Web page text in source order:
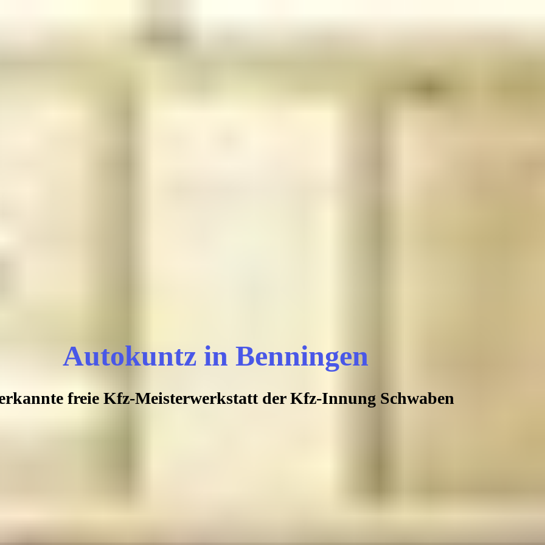
Autokuntz in Benningen
freie Kfz-Meisterwerkstatt der Kfz-Innung Schwaben